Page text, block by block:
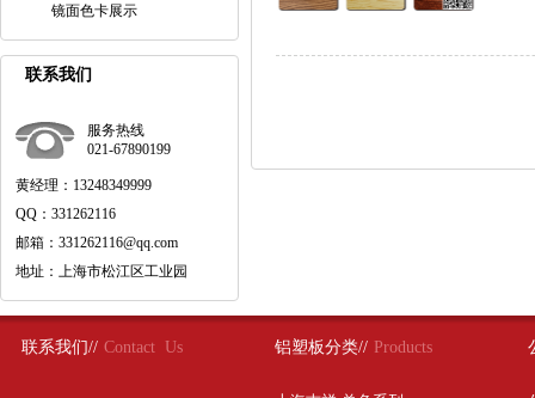
镜面色卡展示
联系我们
服务热线
021-67890199
黄经理：13248349999
QQ：331262116
邮箱：331262116@qq.com
地址：上海市松江区工业园
联系我们// Contact Us 铝塑板分类// Products